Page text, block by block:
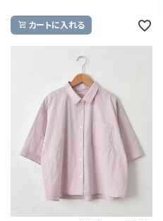
カートに入れる